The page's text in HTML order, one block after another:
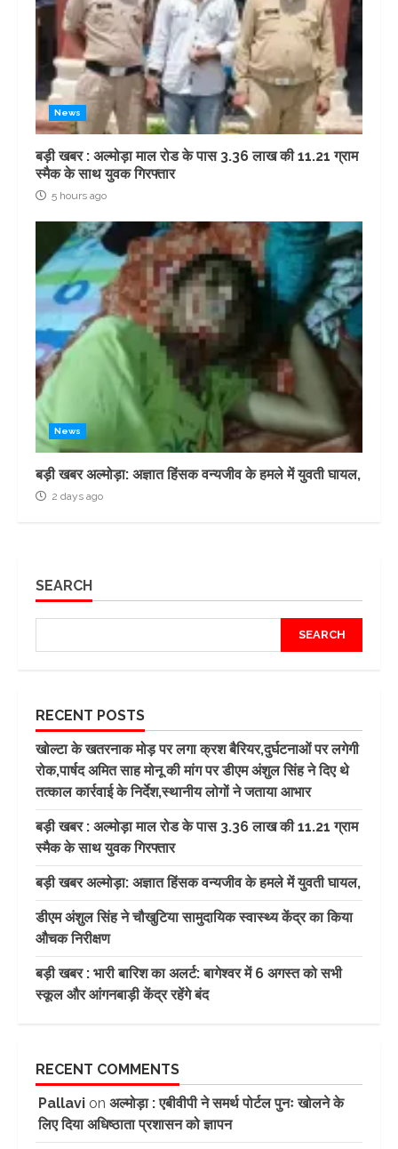
News
बड़ी खबर : अल्मोड़ा माल रोड के पास 3.36 लाख की 11.21 ग्राम
स्मैक के साथ युवक गिरफ्तार
5 hours ago
News
बड़ी खबर अल्मोड़ा: अज्ञात हिंसक वन्यजीव के हमले में युवती घायल,
2 days ago
SEARCH
SEARCH
RECENT POSTS
खोल्टा के खतरनाक मोड़ पर लगा क्रश बैरियर,दुर्घटनाओं पर लगेगी
रोक,पार्षद अमित साह मोनू की मांग पर डीएम अंशुल सिंह ने दिए थे
तत्काल कार्रवाई के निर्देश,स्थानीय लोगों ने जताया आभार
बड़ी खबर : अल्मोड़ा माल रोड के पास 3.36 लाख की 11.21 ग्राम
स्मैक के साथ युवक गिरफ्तार
बड़ी खबर अल्मोड़ा: अज्ञात हिंसक वन्यजीव के हमले में युवती घायल,
डीएम अंशुल सिंह ने चौखुटिया सामुदायिक स्वास्थ्य केंद्र का किया
औचक निरीक्षण
बड़ी खबर : भारी बारिश का अलर्ट: बागेश्वर में 6 अगस्त को सभी
स्कूल और आंगनबाड़ी केंद्र रहेंगे बंद
RECENT COMMENTS
Pallavi on अल्मोड़ा : एबीवीपी ने समर्थ पोर्टल पुनः खोलने के
लिए दिया अधिष्ठाता प्रशासन को ज्ञापन